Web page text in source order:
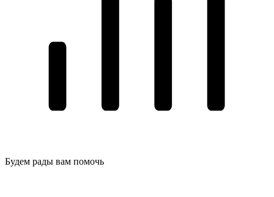
Будем рады вам помочь